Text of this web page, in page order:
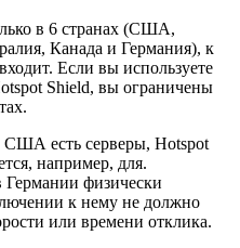
в 6 странах (США,
Канада и Германия), к
Если вы используете
Shield, вы ограничены
США есть серверы, Hotspot
например, для.
Германии физически
к нему не должно
или времени отклика.